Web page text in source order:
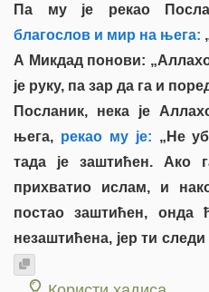
Па му је рекао
благослов и мир на њега:
А Микдад понови:
је руку, па зар да га и
Посланик, нека је
њега, рекао му је: „Не
тада је заштићен. Ако
прихватио ислам, и
постао заштићен, онда
незаштићена, јер ти